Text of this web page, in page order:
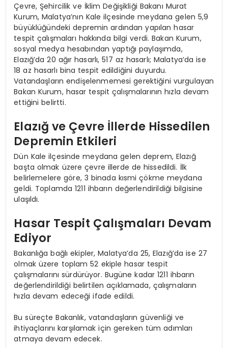
Çevre, Şehircilik ve İklim Değişikliği Bakanı Murat
Kurum, Malatya’nın Kale ilçesinde meydana gelen 5,9
büyüklüğündeki depremin ardından yapılan hasar
tespit çalışmaları hakkında bilgi verdi. Bakan Kurum,
sosyal medya hesabından yaptığı paylaşımda,
Elazığ’da 20 ağır hasarlı, 517 az hasarlı; Malatya’da ise
18 az hasarlı bina tespit edildiğini duyurdu.
Vatandaşların endişelenmemesi gerektiğini vurgulayan
Bakan Kurum, hasar tespit çalışmalarının hızla devam
ettiğini belirtti.
Elazığ ve Çevre İllerde Hissedilen
Depremin Etkileri
Dün Kale ilçesinde meydana gelen deprem, Elazığ
başta olmak üzere çevre illerde de hissedildi. İlk
belirlemelere göre, 3 binada kısmi çökme meydana
geldi. Toplamda 1211 ihbarın değerlendirildiği bilgisine
ulaşıldı.
Hasar Tespit Çalışmaları Devam
Ediyor
Bakanlığa bağlı ekipler, Malatya’da 25, Elazığ’da ise 27
olmak üzere toplam 52 ekiple hasar tespit
çalışmalarını sürdürüyor. Bugüne kadar 1211 ihbarın
değerlendirildiği belirtilen açıklamada, çalışmaların
hızla devam edeceği ifade edildi.
Bu süreçte Bakanlık, vatandaşların güvenliği ve
ihtiyaçlarını karşılamak için gereken tüm adımları
atmaya devam edecek.